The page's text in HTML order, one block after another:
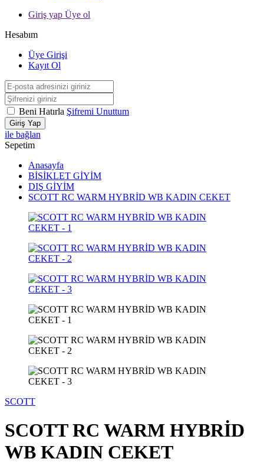
Giriş yap Üye ol
Hesabım
Üye Girişi
Kayıt Ol
Beni Hatırla Şifremi Unuttum
Giriş Yap
ile bağlan
Sepetim
Anasayfa
BİSİKLET GİYİM
DIŞ GİYİM
SCOTT RC WARM HYBRİD WB KADIN CEKET
SCOTT
SCOTT RC WARM HYBRİD
WB KADIN CEKET